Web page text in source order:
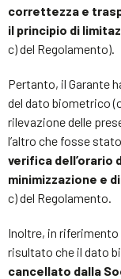
correttezza e
il principio di
c) del Regolamento).
Pertanto, il Garante
del dato biometrico
rilevazione delle
l’altro che fosse
verifica dell’orario
minimizzazione e
c) del Regolamento.
Inoltre, in riferimento
risultato che il dato
cancellato dalla